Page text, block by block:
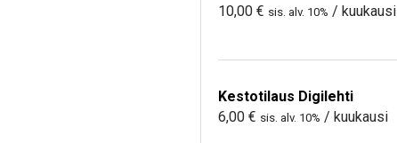
10,00 € sis. alv. 10% / kuukausi
Kestotilaus Digilehti
6,00 € sis. alv. 10% / kuukausi